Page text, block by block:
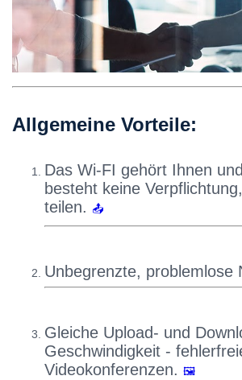
Allgemeine Vorteile:
Das Wi-FI gehört Ihnen
besteht keine
teilen. 📤
Unbegrenzte, problemlose
Gleiche Upload- und
Geschwindigkeit -
Videokonferenzen. 🖼